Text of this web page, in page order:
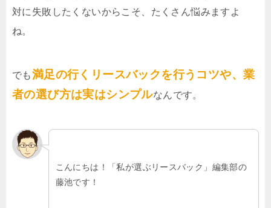
対に失敗したくないからこそ、たくさん悩みますよ
ね。
でも満足の行くリースバックを行うコツや、業
者の選び方は実はシンプルなんです。
こんにちは！「私が選ぶリースバック」編集部の
藤池です！